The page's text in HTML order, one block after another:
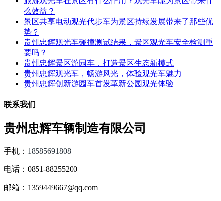
么效益？
景区共享电动观光代步车为景区持续发展带来了那些优
势？
贵州忠辉观光车碰撞测试结果，景区观光车安全检测重
要吗？
贵州忠辉景区游园车，打造景区生态新模式
贵州忠辉观光车，畅游风光，体验观光车魅力
贵州忠辉创新游园车首发革新公园观光体验
联系我们
贵州忠辉车辆制造有限公司
手机： 18585691808
电话：0851-88255200
邮箱：1359449667@qq.com